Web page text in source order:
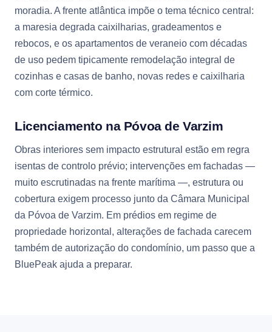
moradia. A frente atlântica impõe o tema técnico central:
a maresia degrada caixilharias, gradeamentos e
rebocos, e os apartamentos de veraneio com décadas
de uso pedem tipicamente remodelação integral de
cozinhas e casas de banho, novas redes e caixilharia
com corte térmico.
Licenciamento na Póvoa de Varzim
Obras interiores sem impacto estrutural estão em regra
isentas de controlo prévio; intervenções em fachadas —
muito escrutinadas na frente marítima —, estrutura ou
cobertura exigem processo junto da Câmara Municipal
da Póvoa de Varzim. Em prédios em regime de
propriedade horizontal, alterações de fachada carecem
também de autorização do condomínio, um passo que a
BluePeak ajuda a preparar.